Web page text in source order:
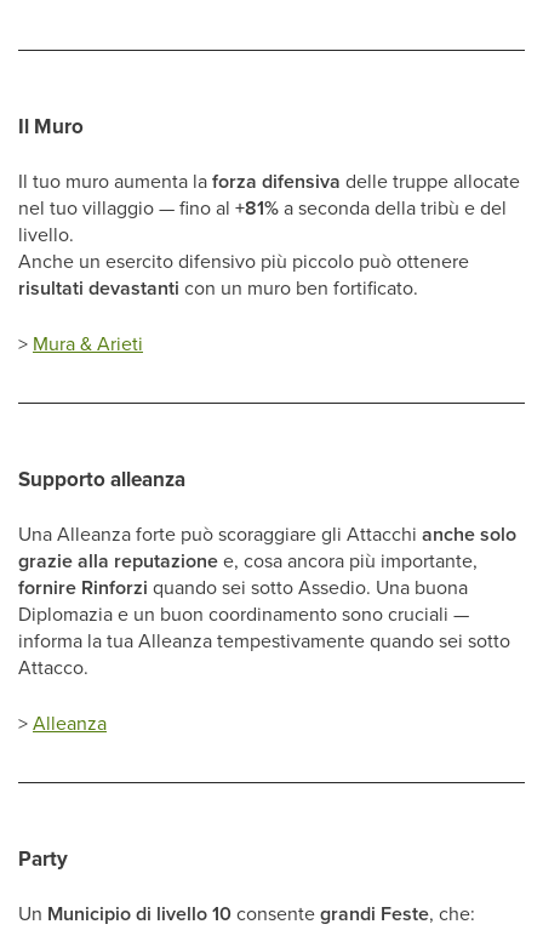
Il Muro
Il tuo muro aumenta laforza difensiva delle truppe allocate
nel tuo villaggio — fino al +81%a seconda della tribù e del
livello.
Anche un esercito difensivo più piccolo può ottenere
risultati devastanti con un muro ben fortificato.
> Mura & Arieti
Supporto alleanza
Una Alleanza forte può scoraggiare gli Attacchi anche solo
grazie alla reputazionee, cosa ancora più importante,
fornire Rinforzi quando sei sotto Assedio. Una buona
Diplomazia e un buon coordinamento sono cruciali —
informa la tua Alleanza tempestivamente quando sei sotto
Attacco.
>Alleanza
Party
Un Municipio di livello 10consentegrandi Feste, che: